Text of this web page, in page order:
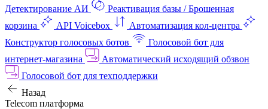
Детектирование АИ
Реактивация базы / Брошенная
корзина
API Voicebox
Автоматизация кол‑центра
Конструктор голосовых ботов
Голосовой бот для
интернет‑магазина
Автоматический исходящий обзвон
Голосовой бот для техподдержки
Назад
Telecom платформа